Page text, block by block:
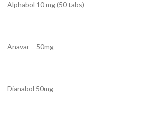
Alphabol 10 mg (50 tabs)
Anavar – 50mg
Dianabol 50mg